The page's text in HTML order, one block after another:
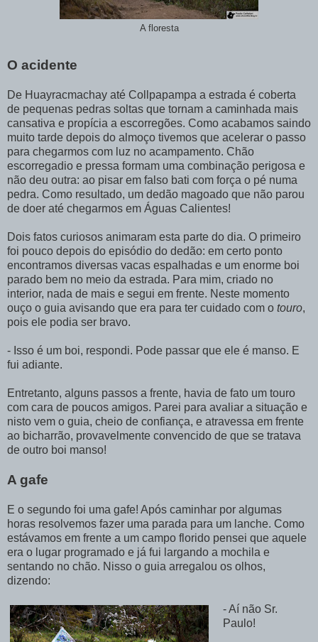
A floresta
O acidente
De Huayracmachay até Collpapampa a estrada é coberta
de pequenas pedras soltas que tornam a caminhada mais
cansativa e propícia a escorregões. Como acabamos saindo
muito tarde depois do almoço tivemos que acelerar o passo
para chegarmos com luz no acampamento. Chão
escorregadio e pressa formam uma combinação perigosa e
não deu outra: ao pisar em falso bati com força o pé numa
pedra. Como resultado, um dedão magoado que não parou
de doer até chegarmos em Águas Calientes!
Dois fatos curiosos animaram esta parte do dia. O primeiro
foi pouco depois do episódio do dedão: em certo ponto
encontramos diversas vacas espalhadas e um enorme boi
parado bem no meio da estrada. Para mim, criado no
interior, nada de mais e segui em frente. Neste momento
ouço o guia avisando que era para ter cuidado com o touro,
pois ele podia ser bravo.
- Isso é um boi, respondi. Pode passar que ele é manso. E
fui adiante.
Entretanto, alguns passos a frente, havia de fato um touro
com cara de poucos amigos. Parei para avaliar a situação e
nisto vem o guia, cheio de confiança, e atravessa em frente
ao bicharrão, provavelmente convencido de que se tratava
de outro boi manso!
A gafe
E o segundo foi uma gafe! Após caminhar por algumas
horas resolvemos fazer uma parada para um lanche. Como
estávamos em frente a um campo florido pensei que aquele
era o lugar programado e já fui largando a mochila e
sentando no chão. Nisso o guia arregalou os olhos,
dizendo:
- Aí não Sr.
Paulo!